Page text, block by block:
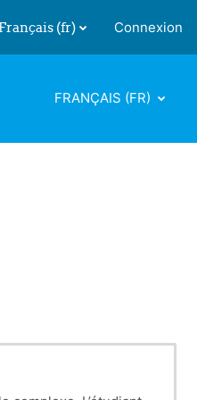
la saisie de
Français ‎(fr)‎ Connexion
FRANÇAIS ‎(FR)‎